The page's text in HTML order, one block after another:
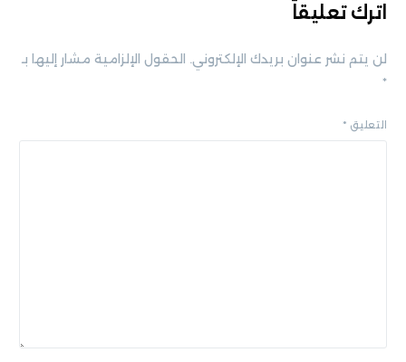
اترك تعليقاً
لن يتم نشر عنوان بريدك الإلكتروني. الحقول الإلزامية مشار إليها بـ
*
التعليق *